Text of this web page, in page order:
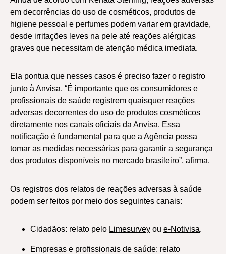
em decorrências do uso de cosméticos, produtos de
higiene pessoal e perfumes podem variar em gravidade,
desde irritações leves na pele até reações alérgicas
graves que necessitam de atenção médica imediata.
Ela pontua que nesses casos é preciso fazer o registro
junto à Anvisa. “É importante que os consumidores e
profissionais de saúde registrem quaisquer reações
adversas decorrentes do uso de produtos cosméticos
diretamente nos canais oficiais da Anvisa. Essa
notificação é fundamental para que a Agência possa
tomar as medidas necessárias para garantir a segurança
dos produtos disponíveis no mercado brasileiro”, afirma.
Os registros dos relatos de reações adversas à saúde
podem ser feitos por meio dos seguintes canais:
Cidadãos: relato pelo Limesurvey ou e-Notivisa.
Empresas e profissionais de saúde: relato